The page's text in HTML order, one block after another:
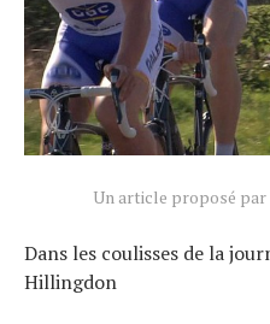
Un article proposé par
Dans les coulisses de la
Hillingdon
Conseils
Tendances
Tous nos articles
À propos